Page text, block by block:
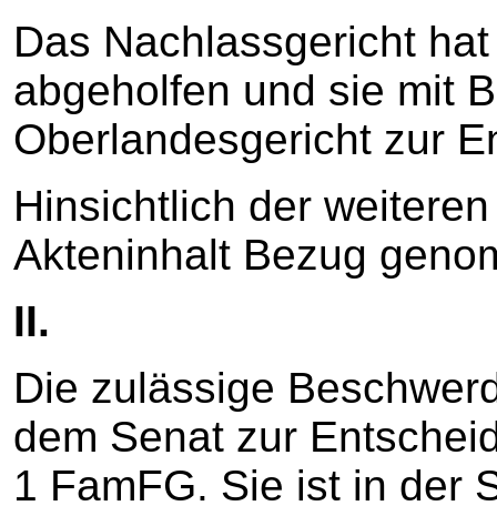
Das Nachlassgericht
abgeholfen und sie mit
Oberlandesgericht zur
Hinsichtlich der
Akteninhalt Bezug
II.
Die zulässige
dem Senat zur
1 FamFG. Sie ist in der